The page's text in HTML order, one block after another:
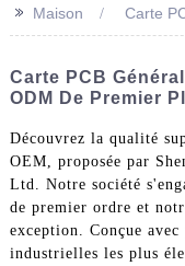
>> Maison Carte
Carte PCB
ODM De Premier
Découvrez la qualité
OEM, proposée par
Ltd. Notre société
de premier ordre et
exception. Conçue
industrielles les plus